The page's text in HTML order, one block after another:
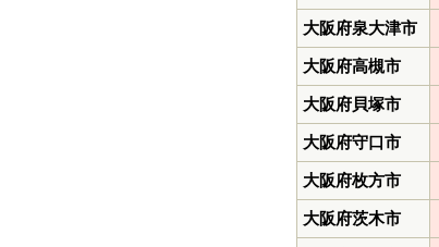
大阪府泉大津市
大阪府高槻市
大阪府貝塚市
大阪府守口市
大阪府枚方市
大阪府茨木市